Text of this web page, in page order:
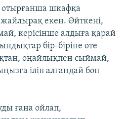
шкафқа
екен. Өйткені,
керісінше алдыға қарай
бір-біріне өте
оңайлықпен сыймай,
іліп алғандай боп
ғана ойлап,